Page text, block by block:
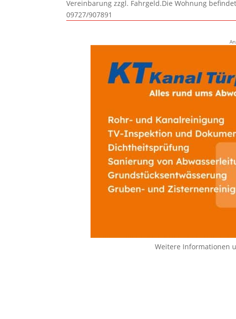
Vereinbarung zzgl. Fahrgeld.Die Wohnung
09727/907891
Weitere Informationen